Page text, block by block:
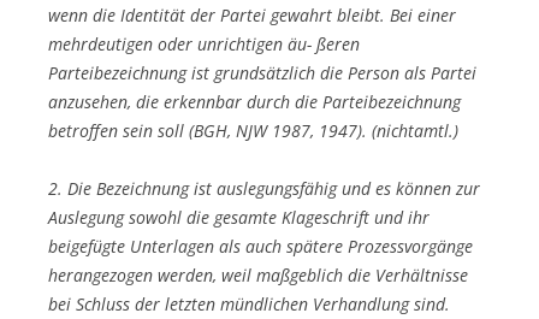
wenn die Identität der Partei gewahrt bleibt. Bei einer
mehrdeutigen oder unrichtigen äu- ßeren
Parteibezeichnung ist grundsätzlich die Person als Partei
anzusehen, die erkennbar durch die Parteibezeichnung
betroffen sein soll (BGH, NJW 1987, 1947). (nichtamtl.)
2. Die Bezeichnung ist auslegungsfähig und es können zur
Auslegung sowohl die gesamte Klageschrift und ihr
beigefügte Unterlagen als auch spätere Prozessvorgänge
herangezogen werden, weil maßgeblich die Verhältnisse
bei Schluss der letzten mündlichen Verhandlung sind.